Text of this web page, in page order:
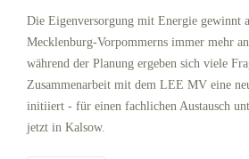
Die Eigenversorgung mit Energie gewinnt
Mecklenburg-Vorpommerns immer mehr
während der Planung ergeben sich viele
Zusammenarbeit mit dem LEE MV eine
initiiert - für einen fachlichen Austausch
jetzt in Kalsow.